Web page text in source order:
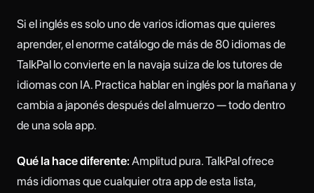
Si el inglés es solo uno de varios idiomas que quieres
aprender, el enorme catálogo de más de 80 idiomas de
TalkPal lo convierte en la navaja suiza de los tutores de
idiomas con IA. Practica hablar en inglés por la mañana y
cambia a japonés después del almuerzo — todo dentro
de una sola app.
Qué la hace diferente: Amplitud pura. TalkPal ofrece
más idiomas que cualquier otra app de esta lista,